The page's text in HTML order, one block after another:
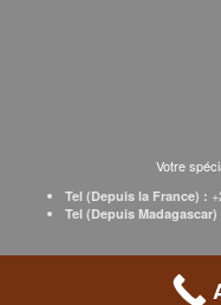
Votre
Tel (Depuis la France) :
Tel (Depuis Madagascar)
Inscrire